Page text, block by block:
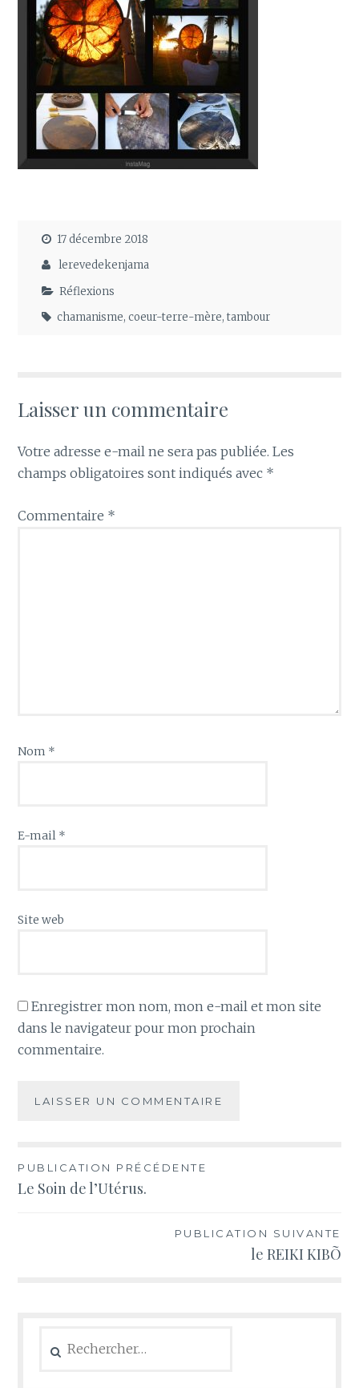
17 décembre 2018
lerevedekenjama
Réflexions
chamanisme,coeur-terre-mère,tambour
Laisser un commentaire
Votre adresse e-mail ne sera pas publiée. Les
champs obligatoires sont indiqués avec *
Commentaire *
Nom *
E-mail *
Site web
Enregistrer mon nom, mon e-mail et mon site
dans le navigateur pour mon prochain
commentaire.
Navigation
de
PUBLICATION PRÉCÉDENTE
Le Soin de l’Utérus.
PUBLICATION SUIVANTE
le REIKI KIBÕ